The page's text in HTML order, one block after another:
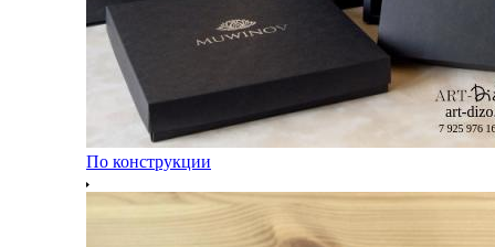
По конструкции